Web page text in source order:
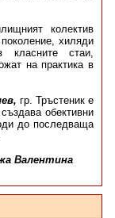
колектив
хиляди
класните стаи,
на практика в
гр. Тръстеник е
обективни
до последваща
Валентина